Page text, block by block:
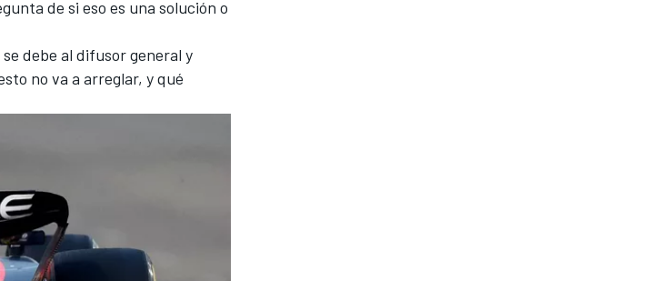
de si eso es una solución o
debe al difusor general y
no va a arreglar, y qué